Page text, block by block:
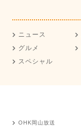
ニュース
グルメ
スペシャル
OHK岡山放送